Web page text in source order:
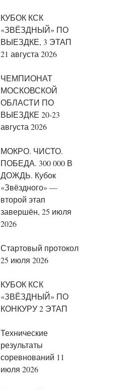
КУБОК КСК
«ЗВЁЗДНЫЙ» ПО
ВЫЕЗДКЕ, 3 ЭТАП
21 августа 2026
ЧЕМПИОНАТ
МОСКОВСКОЙ
ОБЛАСТИ ПО
ВЫЕЗДКЕ 20-23
августа 2026
МОКРО. ЧИСТО.
ПОБЕДА. 300 000 В
ДОЖДЬ. Кубок
«Звёздного» —
второй этап
завершён, 25 июля
2026
Стартовый протокол
25 июля 2026
КУБОК КСК
«ЗВЁЗДНЫЙ» ПО
КОНКУРУ 2 ЭТАП
Технические
результаты
соревнований 11
июля 2026